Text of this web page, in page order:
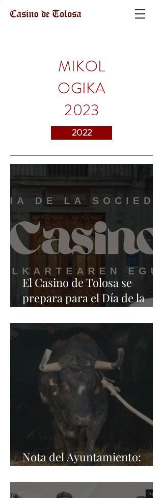
MIKOL
OGIKA
2023
2022
El Casino de Tolosa se
prepara para el Día de la
Nota del Ayuntamiento: